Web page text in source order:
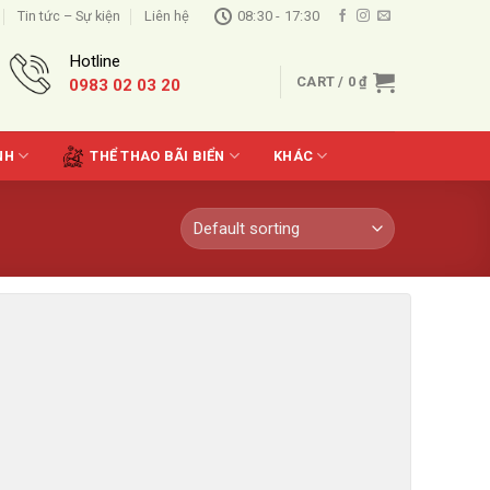
Tin tức – Sự kiện Liên hệ 08:30 - 17:30
Hotline
0983 02 03 20
CART / 0₫
THỂ THAO BÃI BIỂN KHÁC